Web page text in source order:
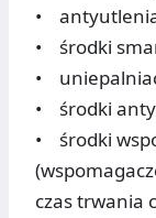
•
• środki
•
• środki
• środki
czas trwania